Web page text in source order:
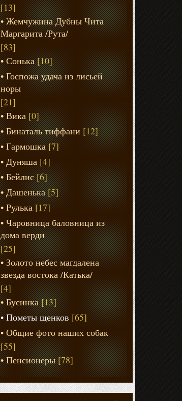
[13]
Жемчужина Дубны Чита
Маргарита /Рута/
[83]
Сонька [10]
Госпожа удача из лисьей
норы
[21]
Вика [0]
Бинаталь тиффани [12]
Гармошка [7]
Дуняша [4]
Бейлис [6]
Дашенька [5]
Рулька [17]
Чаровница баловница из
дома верди
[25]
Золото небес магдалена
звезда востока /Катька/
[4]
Бусинка [13]
Пометы щенков [65]
Общие фото наших собак
[55]
Пенсионеры [78]